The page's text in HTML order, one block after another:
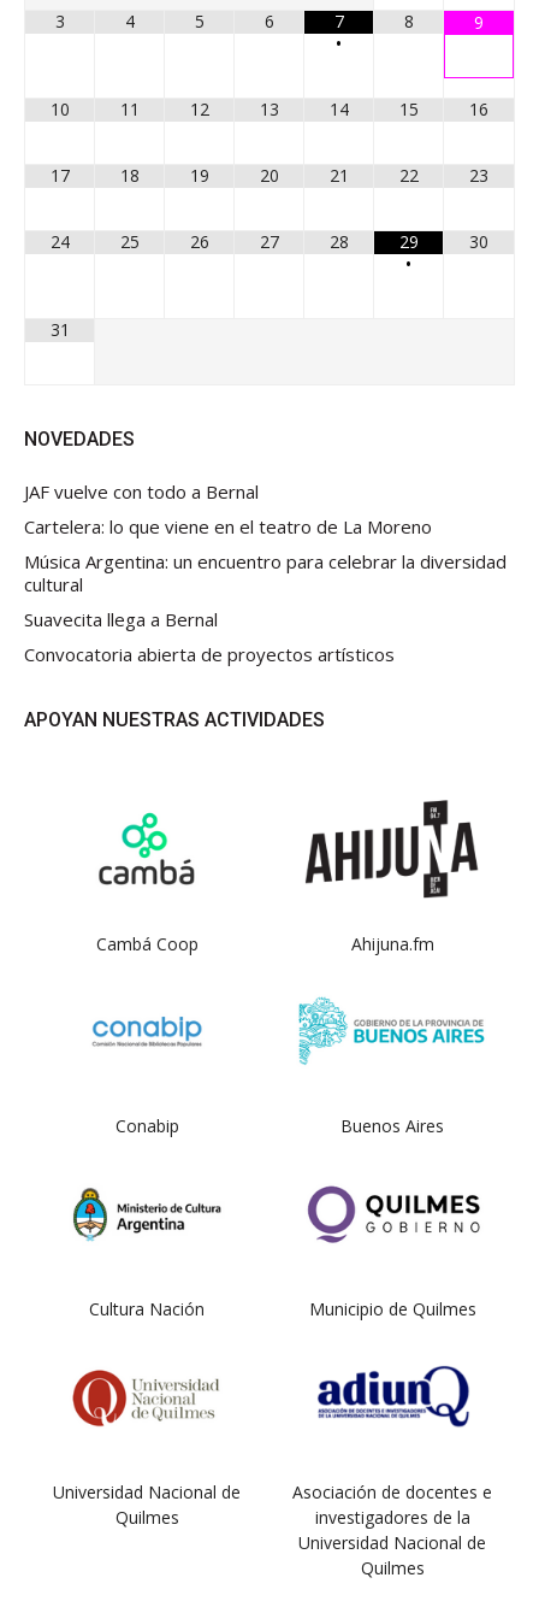
3 4 5 6
7
•
8 9
10 11 12 13 14 15 16
17 18 19 20 21 22 23
24 25 26 27 28
29
•
30
31
NOVEDADES
JAF vuelve con todo a Bernal
Cartelera: lo que viene en el teatro de La Moreno
Música Argentina: un encuentro para celebrar la diversidad
cultural
Suavecita llega a Bernal
Convocatoria abierta de proyectos artísticos
APOYAN NUESTRAS ACTIVIDADES
Cambá Coop Ahijuna.fm
Conabip Buenos Aires
Cultura Nación Municipio de Quilmes
Universidad Nacional de
Quilmes
Asociación de docentes e
investigadores de la
Universidad Nacional de
Quilmes